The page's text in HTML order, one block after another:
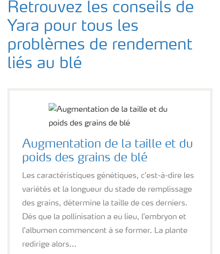
Retrouvez les conseils de
Yara pour tous les
problèmes de rendement
liés au blé
Augmentation de la taille et du
poids des grains de blé
Les caractéristiques génétiques, c'est-à-dire les
variétés et la longueur du stade de remplissage
des grains, détermine la taille de ces derniers.
Dès que la pollinisation a eu lieu, l'embryon et
l'albumen commencent à se former. La plante
redirige alors...